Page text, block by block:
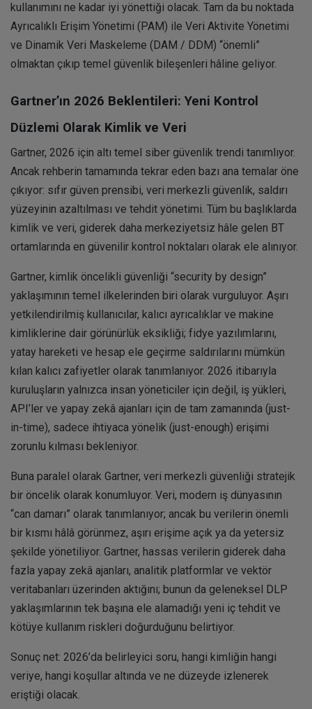
kullanımını ne kadar iyi yönettiği olacak. Tam da bu noktada
Ayrıcalıklı Erişim Yönetimi (PAM) ile Veri Aktivite Yönetimi
ve Dinamik Veri Maskeleme (DAM / DDM) “önemli”
olmaktan çıkıp temel güvenlik bileşenleri hâline geliyor.
Gartner’ın 2026 Beklentileri: Yeni Kontrol
Düzlemi Olarak Kimlik ve Veri
Gartner, 2026 için altı temel siber güvenlik trendi tanımlıyor.
Ancak rehberin tamamında tekrar eden bazı ana temalar öne
çıkıyor: sıfır güven prensibi, veri merkezli güvenlik, saldırı
yüzeyinin azaltılması ve tehdit yönetimi. Tüm bu başlıklarda
kimlik ve veri, giderek daha merkeziyetsiz hâle gelen BT
ortamlarında en güvenilir kontrol noktaları olarak ele alınıyor.
Gartner, kimlik öncelikli güvenliği “security by design”
yaklaşımının temel ilkelerinden biri olarak vurguluyor. Aşırı
yetkilendirilmiş kullanıcılar, kalıcı ayrıcalıklar ve makine
kimliklerine dair görünürlük eksikliği; fidye yazılımlarını,
yatay hareketi ve hesap ele geçirme saldırılarını mümkün
kılan kalıcı zafiyetler olarak tanımlanıyor. 2026 itibarıyla
kuruluşların yalnızca insan yöneticiler için değil, iş yükleri,
API’ler ve yapay zekâ ajanları için de tam zamanında (just-
in-time), sadece ihtiyaca yönelik (just-enough) erişimi
zorunlu kılması bekleniyor.
Buna paralel olarak Gartner, veri merkezli güvenliği stratejik
bir öncelik olarak konumluyor. Veri, modern iş dünyasının
“can damarı” olarak tanımlanıyor; ancak bu verilerin önemli
bir kısmı hâlâ görünmez, aşırı erişime açık ya da yetersiz
şekilde yönetiliyor. Gartner, hassas verilerin giderek daha
fazla yapay zekâ ajanları, analitik platformlar ve vektör
veritabanları üzerinden aktığını; bunun da geleneksel DLP
yaklaşımlarının tek başına ele alamadığı yeni iç tehdit ve
kötüye kullanım riskleri doğurduğunu belirtiyor.
Sonuç net: 2026’da belirleyici soru, hangi kimliğin hangi
veriye, hangi koşullar altında ve ne düzeyde izlenerek
eriştiği olacak.